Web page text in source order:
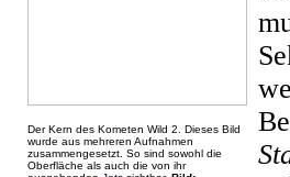
Der Kern des Kometen Wild 2. Dieses Bild
wurde aus mehreren Aufnahmen
zusammengesetzt. So sind sowohl die
Oberfläche als auch die von ihr